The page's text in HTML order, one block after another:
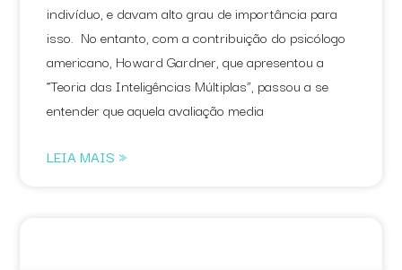
indivíduo, e davam alto grau de importância para
isso. No entanto, com a contribuição do psicólogo
americano, Howard Gardner, que apresentou a
“Teoria das Inteligências Múltiplas”, passou a se
entender que aquela avaliação media
LEIA MAIS »